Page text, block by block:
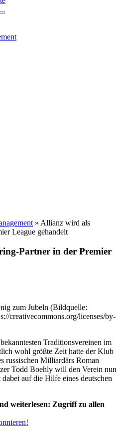
» Allianz wird als
League gehandelt
Partner in der Premier
zum Jubeln (Bildquelle:
creativecommons.org/licenses/by-
Traditionsvereinen im
wohl größte Zeit hatte der Klub
russischen Milliardärs Roman
Todd Boehly will den Verein nun
auf die Hilfe eines deutschen
weiterlesen: Zugriff zu allen